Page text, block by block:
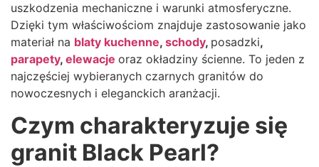
uszkodzenia mechaniczne i warunki atmosferyczne.
Dzięki tym właściwościom znajduje zastosowanie jako
materiał na blaty kuchenne, schody, posadzki,
parapety, elewacje oraz okładziny ścienne. To jeden z
najczęściej wybieranych czarnych granitów do
nowoczesnych i eleganckich aranżacji.
Czym charakteryzuje się
granit Black Pearl?